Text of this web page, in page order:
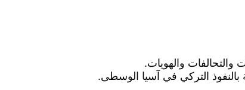
والتحالفات والهويات.
بالنفوذ التركي في آسيا الوسطى.